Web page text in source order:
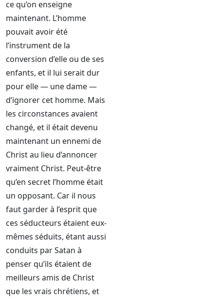
ce qu’on enseigne
maintenant. L’homme
pouvait avoir été
l’instrument de la
conversion d’elle ou de ses
enfants, et il lui serait dur
pour elle — une dame —
d’ignorer cet homme. Mais
les circonstances avaient
changé, et il était devenu
maintenant un ennemi de
Christ au lieu d’annoncer
vraiment Christ. Peut-être
qu’en secret l’homme était
un opposant. Car il nous
faut garder à l’esprit que
ces séducteurs étaient eux-
mêmes séduits, étant aussi
conduits par Satan à
penser qu’ils étaient de
meilleurs amis de Christ
que les vrais chrétiens, et